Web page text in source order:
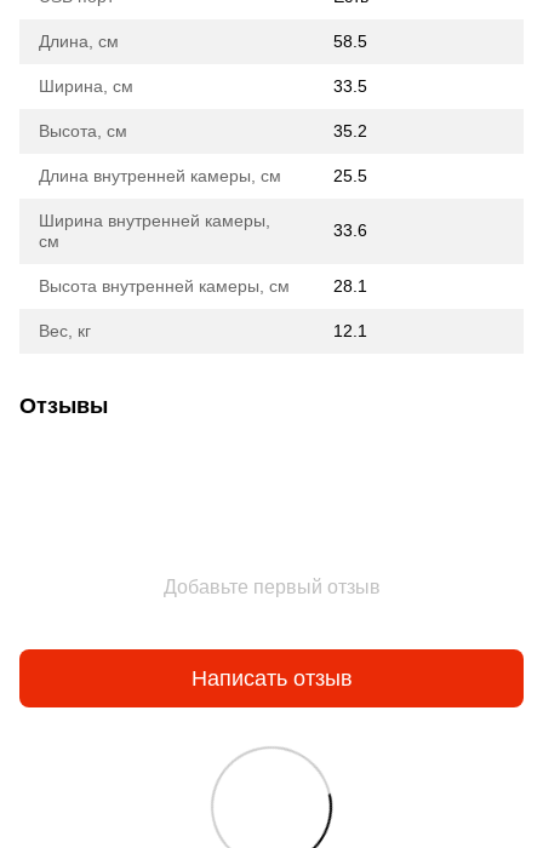
Длина, см 58.5
Ширина, см 33.5
Высота, см 35.2
Длина внутренней камеры, см 25.5
Ширина внутренней камеры,
см
33.6
Высота внутренней камеры, см 28.1
Вес, кг 12.1
Отзывы
Добавьте первый отзыв
Написать отзыв